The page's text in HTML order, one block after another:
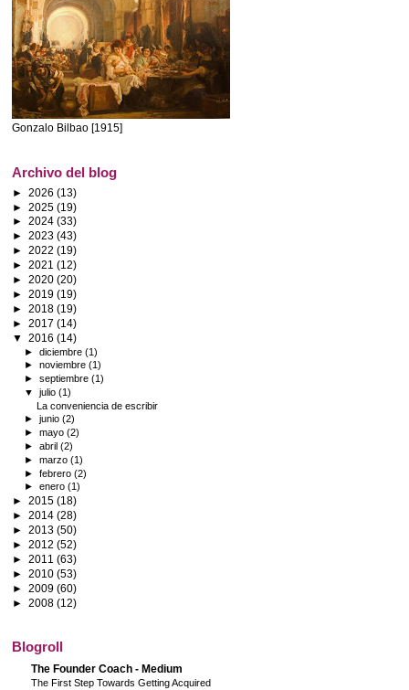
Gonzalo Bilbao [1915]
Archivo del blog
► 2026 (13)
► 2025 (19)
► 2024 (33)
► 2023 (43)
► 2022 (19)
► 2021 (12)
► 2020 (20)
► 2019 (19)
► 2018 (19)
► 2017 (14)
▼ 2016 (14)
►diciembre(1)
►noviembre(1)
►septiembre(1)
▼julio(1)
La conveniencia de escribir
►junio(2)
►mayo(2)
►abril(2)
►marzo(1)
►febrero(2)
►enero(1)
► 2015 (18)
► 2014 (28)
► 2013 (50)
► 2012 (52)
► 2011 (63)
► 2010 (53)
► 2009 (60)
► 2008 (12)
Blogroll
The Founder Coach - Medium
The First Step Towards Getting Acquired